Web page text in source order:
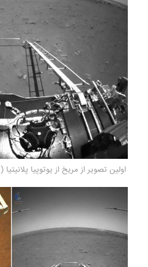
اولین تصویر از مریخ از یوتوپیا پلانیتیا (Utopia Planitia) توسط ژورانگ